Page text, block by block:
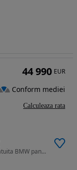
2993 cm3 • 286 CP • Garantie si mentenanta gratuita BMW pana la 100 mii km
44 990 EUR
Conform mediei
Calculeaza rata